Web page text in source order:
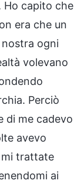
Ho capito che
era che un
ogni
volevano
Perciò
di me cadevo
avevo
mi trattate
ai